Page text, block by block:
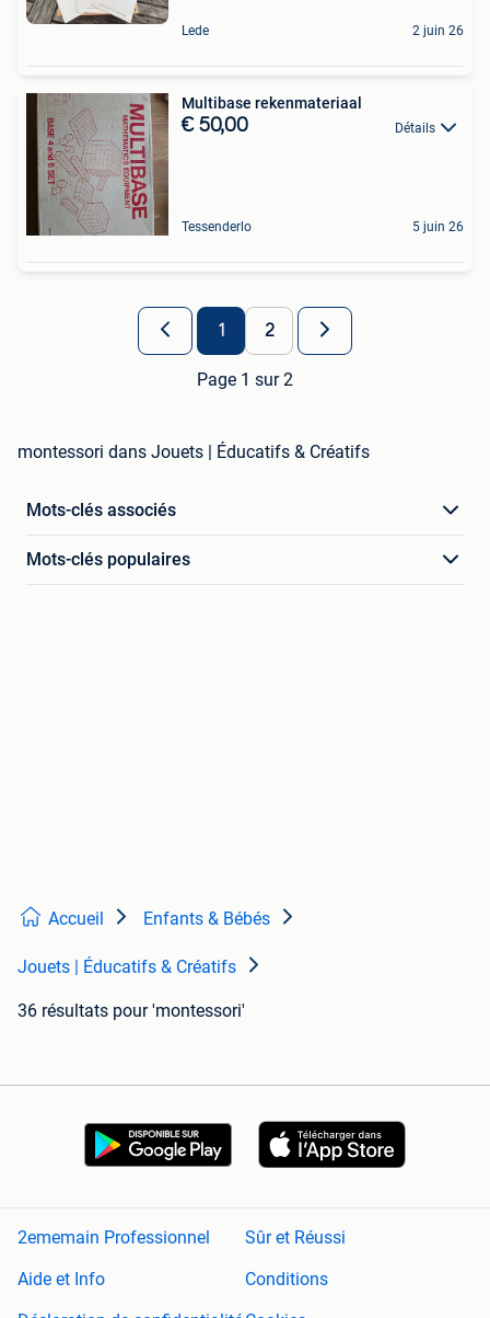
Lede 2 juin 26
Multibase rekenmateriaal
€ 50,00 Détails
Tessenderlo 5 juin 26
1 2
Page 1 sur 2
montessori dans Jouets | Éducatifs & Créatifs
Mots-clés associés
Mots-clés populaires
Accueil Enfants & Bébés
Jouets | Éducatifs & Créatifs
36 résultats pour 'montessori'
2ememain Professionnel
Sûr et Réussi
Aide et Info
Conditions